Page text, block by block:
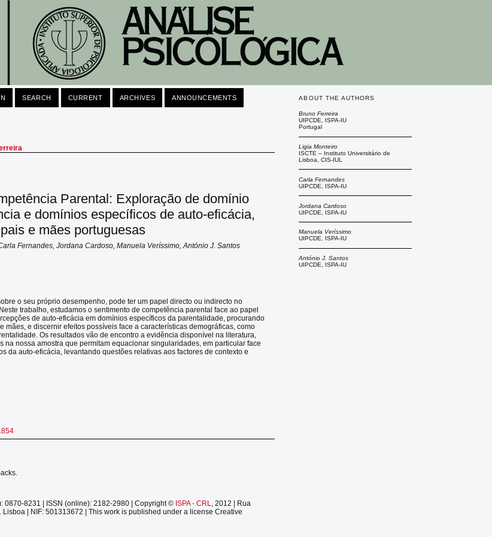
ABOUT THE AUTHORS
Bruno Ferreira
UIPCDE, ISPA-IU
Portugal
Ligia Monteiro
ISCTE – Instituto Universitário de
Lisboa, CIS-IUL
Carla Fernandes
UIPCDE, ISPA-IU
Jordana Cardoso
UIPCDE, ISPA-IU
Manuela Veríssimo
UIPCDE, ISPA-IU
António J. Santos
UIPCDE, ISPA-IU
SEARCH CURRENT ARCHIVES ANNOUNCEMENTS
Parental: Exploração de domínio
e domínios específicos de auto-eficácia,
e mães portuguesas
Fernandes, Jordana Cardoso, Manuela Veríssimo, António J. Santos
o seu próprio desempenho, pode ter um papel directo ou indirecto no
trabalho, estudamos o sentimento de competência parental face ao papel
de auto-eficácia em domínios específicos da parentalidade, procurando
mães, e discernir efeitos possíveis face a características demográficas, como
Os resultados vão de encontro a evidência disponível na literatura,
na nossa amostra que permitam equacionar singularidades, em particular face
da auto-eficácia, levantando questões relativas aos factores de contexto e
0870-8231 | ISSN (online): 2182-2980 | Copyright © ISPA - CRL , 2012 | Rua
Lisboa | NIF: 501313672 | This work is published under a license Creative